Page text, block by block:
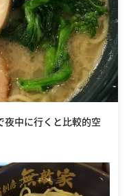
夜中に行くと比較的空